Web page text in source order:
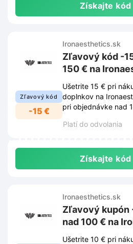
Získajte kód
Zľavový kód
-15 €
Ironaesthetics.sk
Zľavový kód -
150 € na
Ušetrite 15 € pri
doplnkov na
pri objednávke nad
Platí do odvolania
Získajte kód
Ironaesthetics.sk
Zľavový kupón
nad 100 € na
Ušetrite 10 € pri